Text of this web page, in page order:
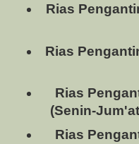
Rias
Rias
Rias
(Senin-
Rias